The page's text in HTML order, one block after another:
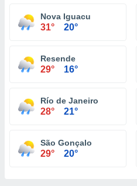
Nova Iguacu
31° 20°
Resende
29° 16°
Río de Janeiro
28° 21°
São Gonçalo
29° 20°